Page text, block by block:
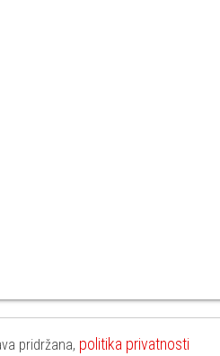
pridržana, politika privatnosti